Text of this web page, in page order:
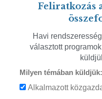
Feliratkozás
Havi
választott
Milyen témában küldjük:
Alkalmazott